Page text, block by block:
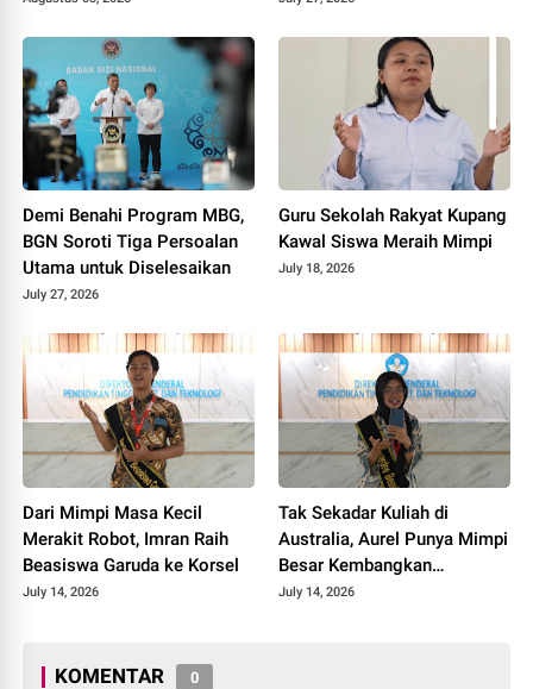
Demi Benahi Program MBG,
BGN Soroti Tiga Persoalan
Utama untuk Diselesaikan
July 27, 2026
Guru Sekolah Rakyat Kupang
Kawal Siswa Meraih Mimpi
July 18, 2026
Dari Mimpi Masa Kecil
Merakit Robot, Imran Raih
Beasiswa Garuda ke Korsel
July 14, 2026
Tak Sekadar Kuliah di
Australia, Aurel Punya Mimpi
Besar Kembangkan
Pengobatan Kanker untuk
July 14, 2026
KOMENTAR 0